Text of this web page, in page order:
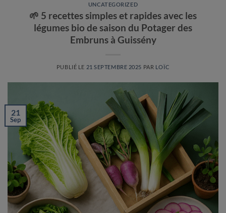
UNCATEGORIZED
🌱 5 recettes simples et rapides avec les
légumes bio de saison du Potager des
Embruns à Guissény
PUBLIÉ LE 21 SEPTEMBRE 2025 PAR LOÏC
21
Sep